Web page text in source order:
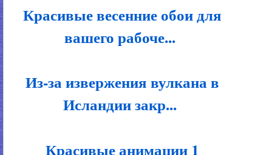
Красивые весенние обои для
вашего рабоче...
Из-за извержения вулкана в
Исландии закр...
Красивые анимации 1